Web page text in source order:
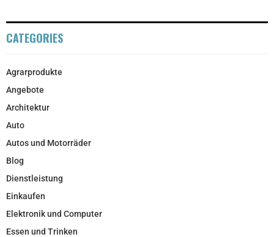
CATEGORIES
Agrarprodukte
Angebote
Architektur
Auto
Autos und Motorräder
Blog
Dienstleistung
Einkaufen
Elektronik und Computer
Essen und Trinken